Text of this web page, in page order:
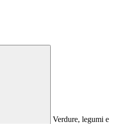
Verdure, legumi e